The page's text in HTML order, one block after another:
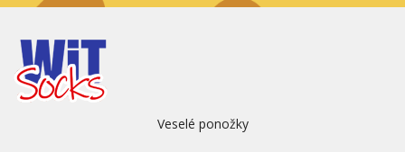
Veselé ponožky